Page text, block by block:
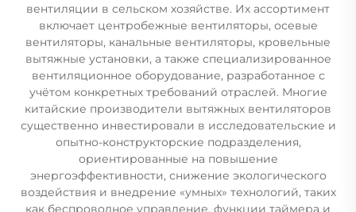
вентиляции в сельском хозяйстве. Их ассортимент
включает центробежные вентиляторы, осевые
вентиляторы, канальные вентиляторы, кровельные
вытяжные установки, а также специализированное
вентиляционное оборудование, разработанное с
учётом конкретных требований отраслей. Многие
китайские производители вытяжных вентиляторов
существенно инвестировали в исследовательские и
опытно-конструкторские подразделения,
ориентированные на повышение
энергоэффективности, снижение экологического
воздействия и внедрение «умных» технологий, таких
как беспроводное управление, функции таймера и